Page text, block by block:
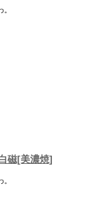
磁[美濃焼]